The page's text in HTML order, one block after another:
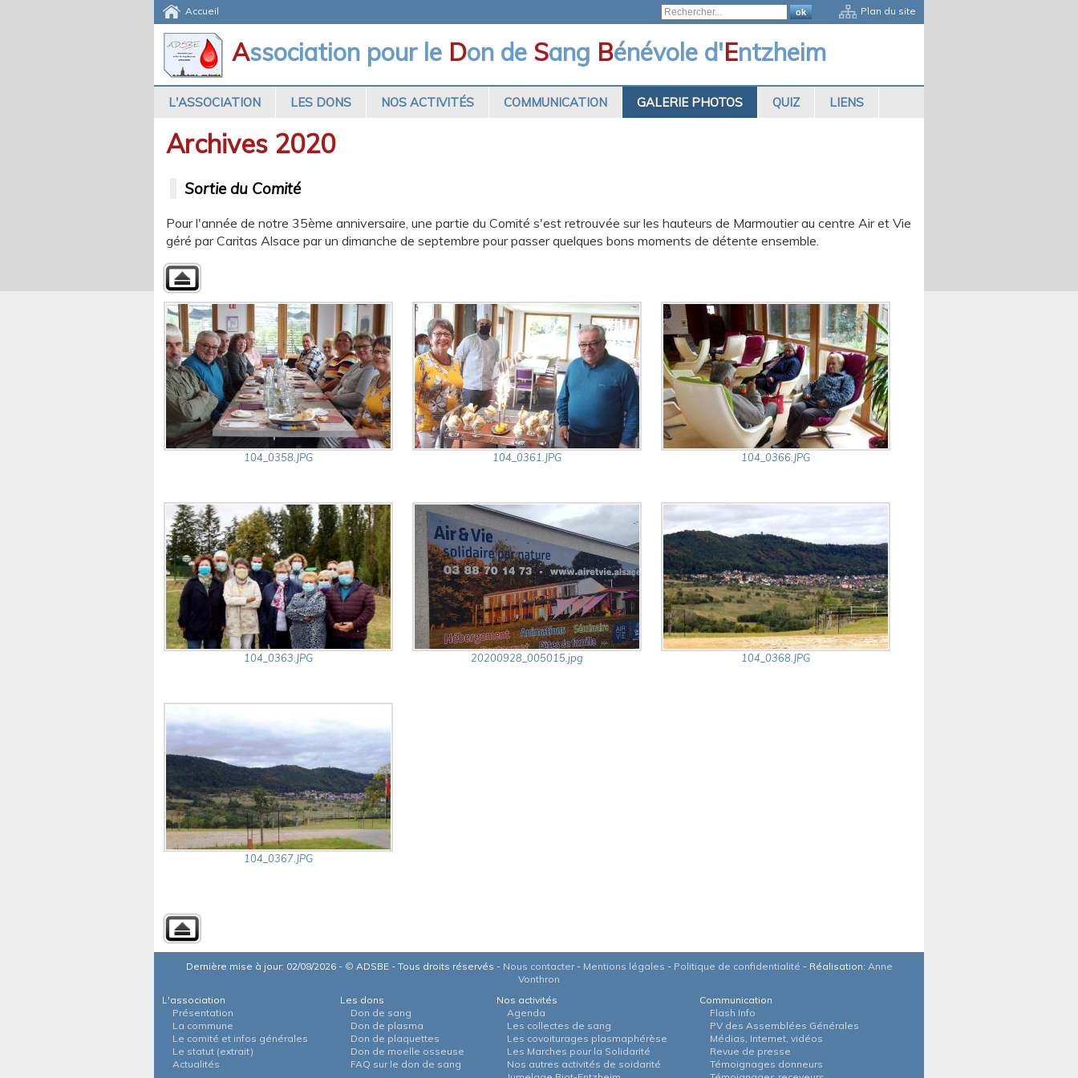
Accueil Plan du site
Association pour le Don de Sang Bénévole d'Entzheim
L'ASSOCIATION LES DONS NOS ACTIVITÉS COMMUNICATION GALERIE PHOTOS QUIZ LIENS
Archives 2020
Sortie du Comité
Pour l'année de notre 35ème anniversaire, une partie du Comité s'est retrouvée sur les hauteurs de Marmoutier au centre Air et Vie
géré par Caritas Alsace par un dimanche de septembre pour passer quelques bons moments de détente ensemble.
104_0358.JPG 104_0361.JPG 104_0366.JPG
104_0363.JPG 20200928_005015.jpg 104_0368.JPG
104_0367.JPG
Dernière mise à jour: 02/08/2026 - © ADSBE - Tous droits réservés - Nous contacter- Mentions légales - Politique de confidentialité - Réalisation: Anne
Vonthron
L'association
Présentation
La commune
Le comité et infos générales
Le statut (extrait)
Actualités
Les dons
Don de sang
Don de plasma
Don de plaquettes
Don de moelle osseuse
FAQ sur le don de sang
Nos activités
Agenda
Les collectes de sang
Les covoiturages plasmaphérèse
Les Marches pour la Solidarité
Nos autres activités de soidarité
Communication
Flash Info
PV des Assemblées Générales
Médias, Internet, vidéos
Revue de presse
Témoignages donneurs